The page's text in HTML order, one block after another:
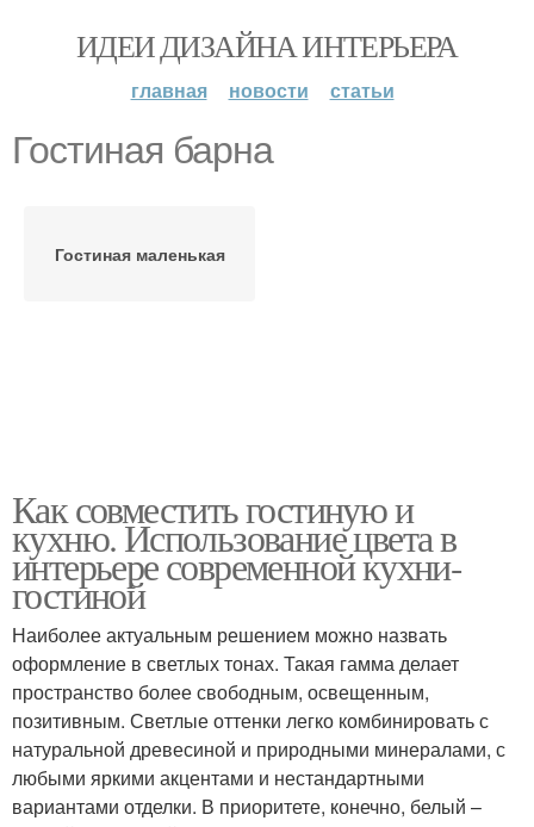
ИДЕИ ДИЗАЙНА ИНТЕРЬЕРА
главная новости статьи
Гостиная барна
Гостиная маленькая
Как совместить гостиную и
кухню. Использование цвета в
интерьере современной кухни-
гостиной
Наиболее актуальным решением можно назвать
оформление в светлых тонах. Такая гамма делает
пространство более свободным, освещенным,
позитивным. Светлые оттенки легко комбинировать с
натуральной древесиной и природными минералами, с
любыми яркими акцентами и нестандартными
вариантами отделки. В приоритете, конечно, белый –